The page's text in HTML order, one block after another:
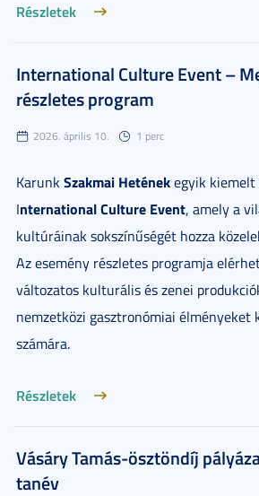
Részletek
International Culture Event –
részletes program
2026. április 10. 1 perc
KarunkSzakmai Heténekegyik kiemelt
International Culture Event, amely a
kultúráinak sokszínűségét hozza
Az esemény részletes programja
változatos kulturális és zenei
nemzetközi gasztronómiai élményeket
számára.
Részletek
Vásáry Tamás-ösztöndíj
tanév